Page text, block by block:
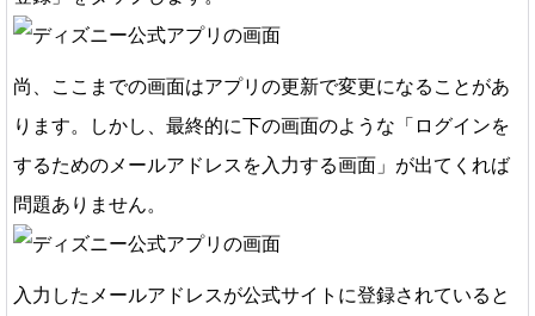
尚、ここまでの画面はアプリの更新で変更になることがあ
ります。しかし、最終的に下の画面のような「ログインを
するためのメールアドレスを入力する画面」が出てくれば
問題ありません。
入力したメールアドレスが公式サイトに登録されていると